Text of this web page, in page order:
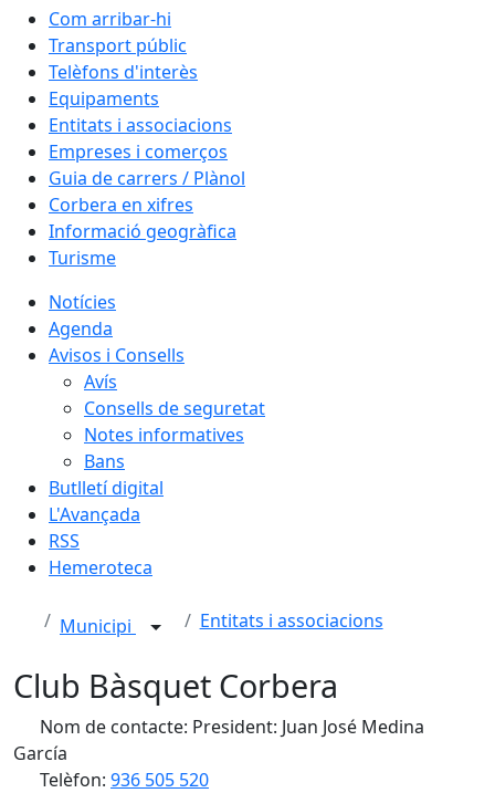
Com arribar-hi
Transport públic
Telèfons d'interès
Equipaments
Entitats i associacions
Empreses i comerços
Guia de carrers / Plànol
Corbera en xifres
Informació geogràfica
Turisme
Notícies
Agenda
Avisos i Consells
Avís
Consells de seguretat
Notes informatives
Bans
Butlletí digital
L'Avançada
RSS
Hemeroteca
Municipi Entitats i associacions
Club Bàsquet Corbera
Nom de contacte: President: Juan José Medina
García
Telèfon: 936 505 520